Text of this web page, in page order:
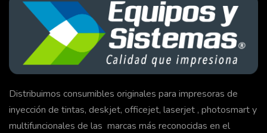
Distribuimos consumibles originales para impresoras de
inyección de tintas, deskjet, officejet, laserjet , photosmart y
multifuncionales de las marcas más reconocidas en el